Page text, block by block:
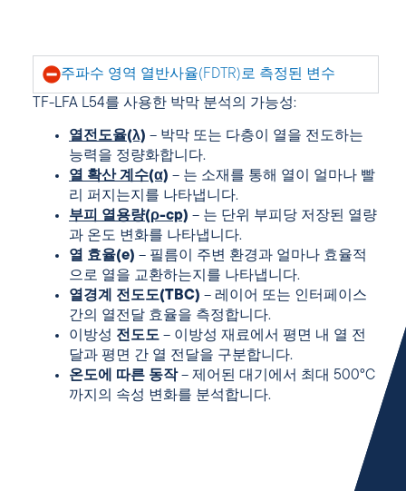
주파수 영역 열반사율(FDTR)로 측정된 변수
TF-LFA L54를 사용한 박막 분석의 가능성:
열전도율(λ) – 박막 또는 다층이 열을 전도하는
능력을 정량화합니다.
열 확산 계수(α) – 는 소재를 통해 열이 얼마나 빨
리 퍼지는지를 나타냅니다.
부피 열용량(ρ-cp) – 는 단위 부피당 저장된 열량
과 온도 변화를 나타냅니다.
열 효율(e) – 필름이 주변 환경과 얼마나 효율적
으로 열을 교환하는지를 나타냅니다.
열경계 전도도(TBC) – 레이어 또는 인터페이스
간의 열전달 효율을 측정합니다.
이방성 전도도 – 이방성 재료에서 평면 내 열 전
달과 평면 간 열 전달을 구분합니다.
온도에 따른 동작– 제어된 대기에서 최대 500°C
까지의 속성 변화를 분석합니다.